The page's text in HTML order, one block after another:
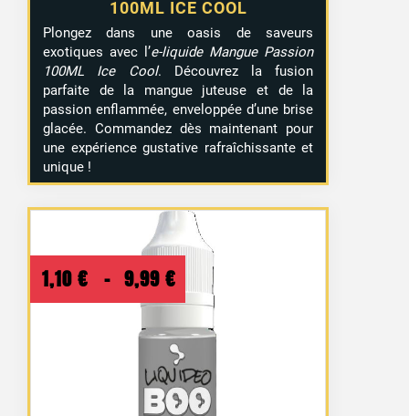
100ML ICE COOL
Plongez dans une oasis de saveurs
exotiques avec l’e-liquide Mangue Passion
100ML Ice Cool. Découvrez la fusion
parfaite de la mangue juteuse et de la
passion enflammée, enveloppée d’une brise
glacée. Commandez dès maintenant pour
une expérience gustative rafraîchissante et
unique !
1,10 € – 9,99 €
Plage
de
prix :
1,10 €
à